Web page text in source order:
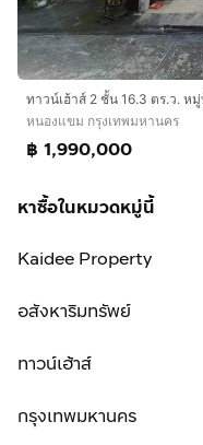
หนองแขม กรุงเทพมหานคร
฿ 1,990,000
หาซื้อในหมวดหมู่นี้
Kaidee Property
อสังหาริมทรัพย์
ทาวน์เฮ้าส์
กรุงเทพมหานคร